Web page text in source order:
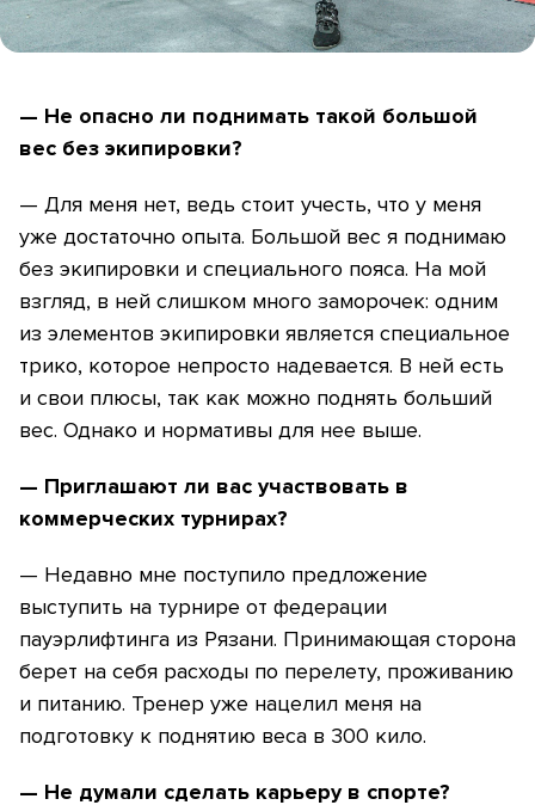
— Не опасно ли поднимать такой большой
вес без экипировки?
— Для меня нет, ведь стоит учесть, что у меня
уже достаточно опыта. Большой вес я поднимаю
без экипировки и специального пояса. На мой
взгляд, в ней слишком много заморочек: одним
из элементов экипировки является специальное
трико, которое непросто надевается. В ней есть
и свои плюсы, так как можно поднять больший
вес. Однако и нормативы для нее выше.
— Приглашают ли вас участвовать в
коммерческих турнирах?
— Недавно мне поступило предложение
выступить на турнире от федерации
пауэрлифтинга из Рязани. Принимающая сторона
берет на себя расходы по перелету, проживанию
и питанию. Тренер уже нацелил меня на
подготовку к поднятию веса в 300 кило.
— Не думали сделать карьеру в спорте?